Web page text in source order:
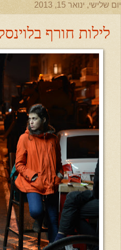
יום שלישי, ינואר 15, 2013
לילות חורף